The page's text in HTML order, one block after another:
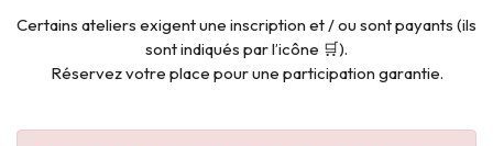
Certains ateliers exigent une inscription et / ou sont payants (ils
sont indiqués par l’icône 🛒).
Réservez votre place pour une participation garantie.